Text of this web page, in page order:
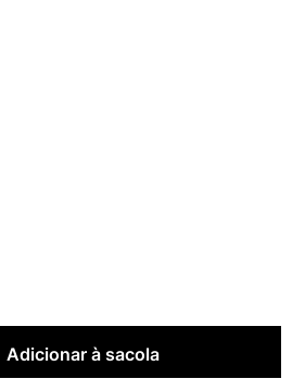
Adicionar à sacola